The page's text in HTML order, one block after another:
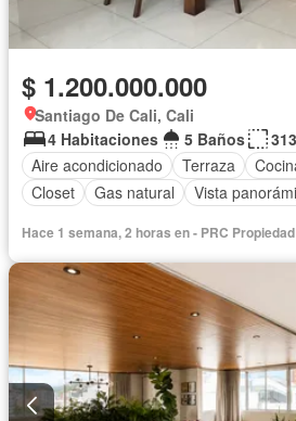
$ 1.200.000.000
Santiago De Cali, Cali
4 Habitaciones
5 Baños
Aire acondicionado
Terraza
Closet
Gas natural Vista
Hace 1 semana, 2 horas en - PRC